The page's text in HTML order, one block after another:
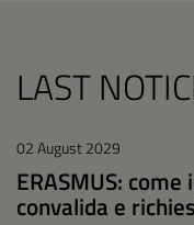
LAST
02 August 2029
ERASMUS:
convalida e